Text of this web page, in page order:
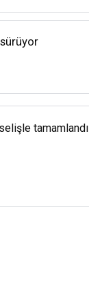
tamamlandı